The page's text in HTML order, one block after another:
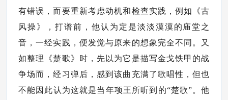
有错误，而要重新考虑动机和检查实践，例如《古
风操》，打谱前，他认为定是淡淡漠漠的庙堂之
音，一经实践，便发觉与原来的想象完全不同。又
如整理《楚歌》时，先以为它是描写金戈铁甲的战
争场而，经习弹后，感到该曲充满了歌唱性，但也
不能因此认为这就是当年项王所听到的“楚歌”。他